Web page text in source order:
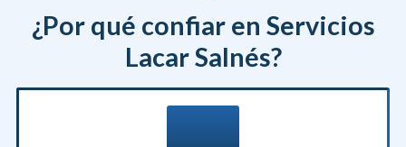
¿Por qué confiar en Servicios
Lacar Salnés?